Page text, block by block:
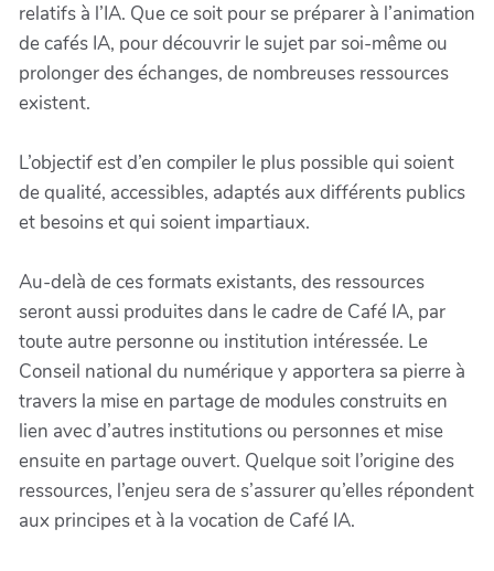
relatifs à l’IA. Que ce soit pour se préparer à l’animation
de cafés IA, pour découvrir le sujet par soi-même ou
prolonger des échanges, de nombreuses ressources
existent.
L’objectif est d’en compiler le plus possible qui soient
de qualité, accessibles, adaptés aux différents publics
et besoins et qui soient impartiaux.
Au-delà de ces formats existants, des ressources
seront aussi produites dans le cadre de Café IA, par
toute autre personne ou institution intéressée. Le
Conseil national du numérique y apportera sa pierre à
travers la mise en partage de modules construits en
lien avec d’autres institutions ou personnes et mise
ensuite en partage ouvert. Quelque soit l’origine des
ressources, l’enjeu sera de s’assurer qu’elles répondent
aux principes et à la vocation de Café IA.